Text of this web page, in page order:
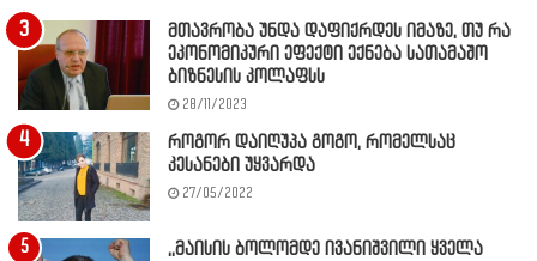
მთავრობა უნდა დაფიქრდეს იმაზე, თუ რა
ეკონომიკური ეფექტი ექნება სათამაშო
ბიზნესის კოლაფსს
28/11/2023
როგორ დაიღუპა გოგო, რომელსაც
კესანები უყვარდა
27/05/2022
,,მაისის ბოლომდე ივანიშვილი ყველა